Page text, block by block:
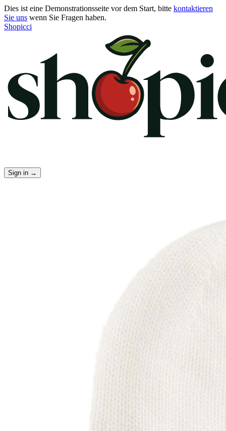
Dies ist eine Demonstrationsseite vor dem Start, bitte kontaktieren
Sie uns wenn Sie Fragen haben.
Shopicci
Sign in →